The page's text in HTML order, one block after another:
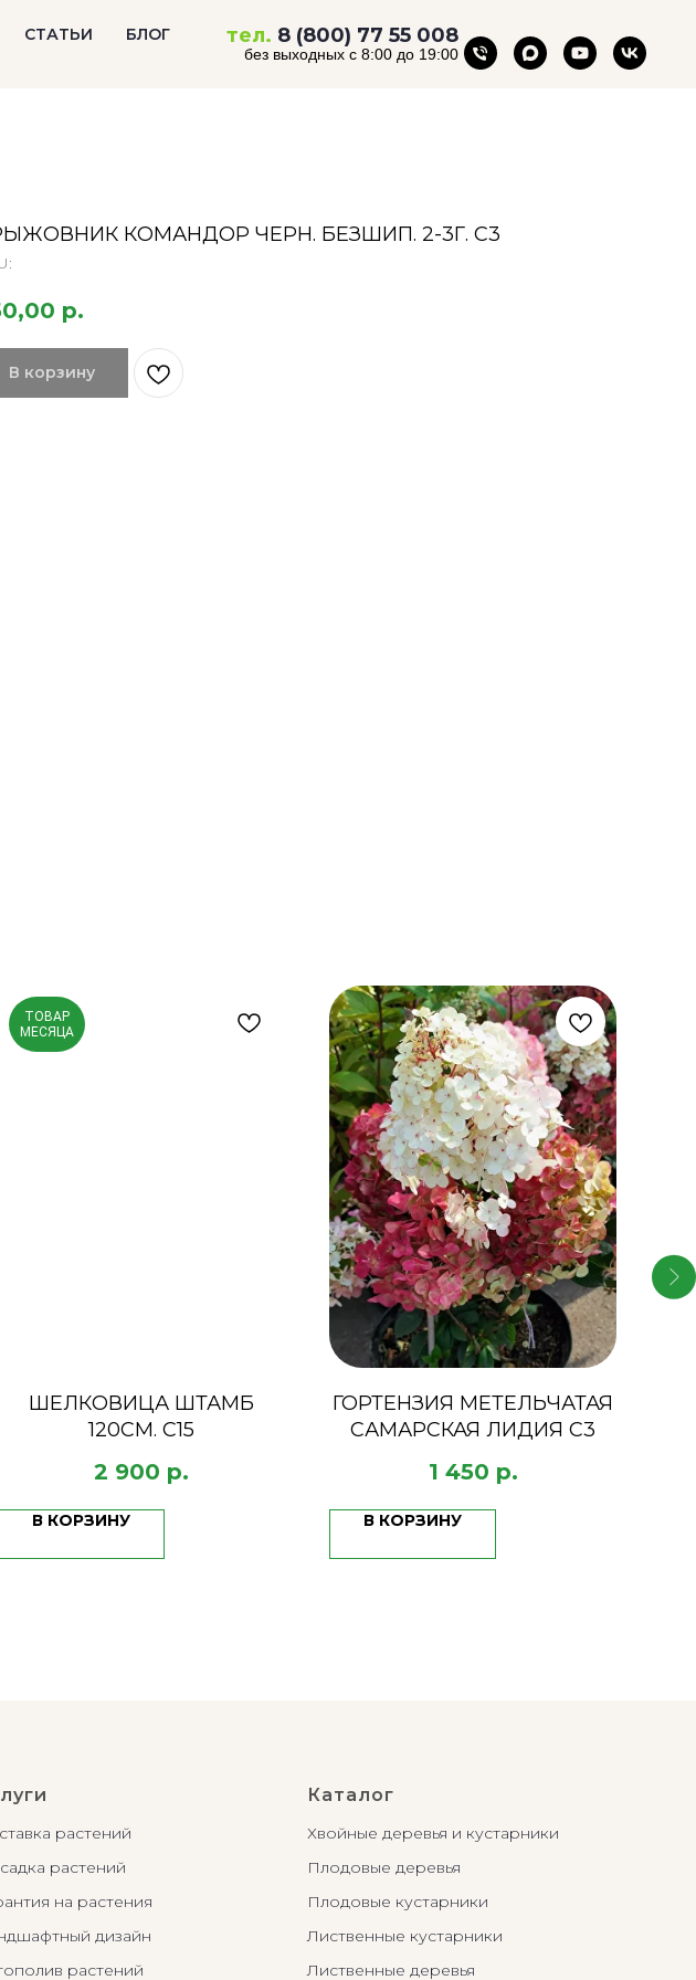
СТАТЬИ
БЛОГ
тел. 8 (800) 77 55 008
без выходных с 8:00 до 19:00
КОМАНДОР ЧЕРН. БЕЗШИП. 2-3Г. С3
р.
В корзину
ТОВАР
МЕСЯЦА
ШЕЛКОВИЦА ШТАМБ
120СМ. С15
2 900 р.
В КОРЗИНУ
ГОРТЕНЗИЯ МЕТЕЛЬЧАТАЯ
САМАРСКАЯ ЛИДИЯ C3
1 450 р.
В КОРЗИНУ
растений
растений
на растения
дизайн
растений
Каталог
Хвойные деревья и кустарники
Плодовые деревья
Плодовые кустарники
Лиственные кустарники
Лиственные деревья